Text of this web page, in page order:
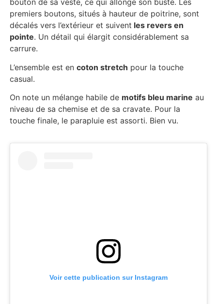
bouton de sa veste, ce qui allonge son buste. Les
premiers boutons, situés à hauteur de poitrine, sont
décalés vers l’extérieur et suivent les revers en
pointe. Un détail qui élargit considérablement sa
carrure.
L’ensemble est en coton stretch pour la touche
casual.
On note un mélange habile de motifs bleu marine au
niveau de sa chemise et de sa cravate. Pour la
touche finale, le parapluie est assorti. Bien vu.
Voir cette publication sur Instagram